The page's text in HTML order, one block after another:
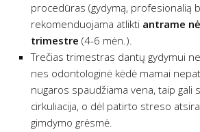
procedūras (gydymą, profesionalią
rekomenduojama atlikti antrame
trimestre (4-6 mėn.).
Trečias trimestras dantų gydymui
nes odontologinė kėdė mamai
nugaros spaudžiama vena, taip gali
cirkuliacija, o dėl patirto streso
gimdymo grėsmė.